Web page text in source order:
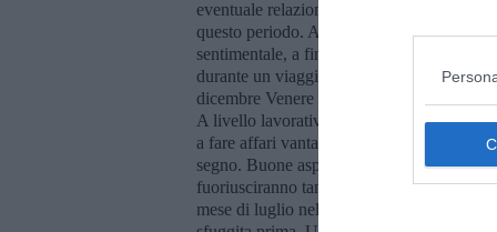
eventuale relazione. Se fossi ancora
questo periodo. Anche il mese di aprile e
sentimentale, a fine luglio potresti trovare
durante un viaggio, quindi fai le valigie e
dicembre Venere sará nel tuo segno, sarai
A livello lavorativo cerca di approfittare
a fare affari vantaggiosi, se hai
segno. Buone aspettative di contratti o
fuoriusciranno tanti soldi. Da metá aprile
mese di luglio nel campo lavorativo, a fine